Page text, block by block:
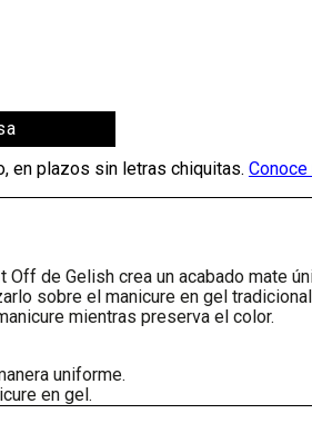
Off de Gelish crea un acabado mate
sobre el manicure en gel
mientras preserva el color.
uniforme.
en gel.